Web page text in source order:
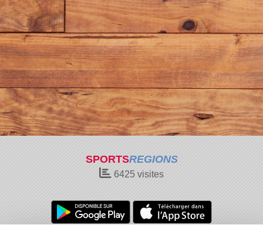
SPORTSREGIONS
6425 visites